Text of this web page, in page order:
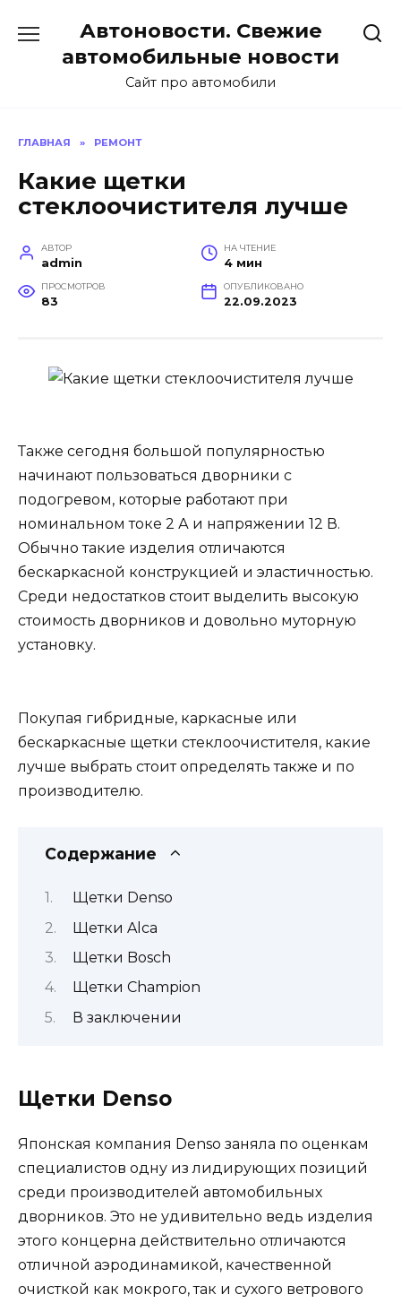
содержанию
Автоновости. Свежие
автомобильные новости
Сайт про автомобили
ГЛАВНАЯ » РЕМОНТ
Какие щетки
стеклоочистителя лучше
АВТОР
admin
НА ЧТЕНИЕ
4 мин
ПРОСМОТРОВ
83
ОПУБЛИКОВАНО
22.09.2023
Также сегодня большой популярностью
начинают пользоваться дворники с
подогревом, которые работают при
номинальном токе 2 А и напряжении 12 В.
Обычно такие изделия отличаются
бескаркасной конструкцией и эластичностью.
Среди недостатков стоит выделить высокую
стоимость дворников и довольно муторную
установку.
Покупая гибридные, каркасные или
бескаркасные щетки стеклоочистителя, какие
лучше выбрать стоит определять также и по
производителю.
Содержание
Щетки Denso
Щетки Alca
Щетки Bosch
Щетки Champion
В заключении
Щетки Denso
Японская компания Denso заняла по оценкам
специалистов одну из лидирующих позиций
среди производителей автомобильных
дворников. Это не удивительно ведь изделия
этого концерна действительно отличаются
отличной аэродинамикой, качественной
очисткой как мокрого, так и сухого ветрового